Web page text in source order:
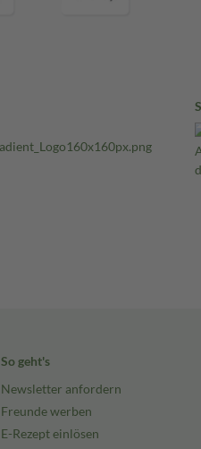
So geht's
Newsletter anfordern
Freunde werben
E-Rezept einlösen